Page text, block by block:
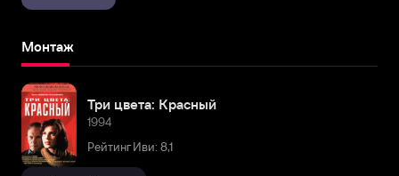
Монтаж
Три цвета: Красный
1994
Рейтинг Иви: 8,1